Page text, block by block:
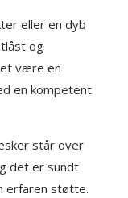
eller en dyb
og
være en
en kompetent
står over
det er sundt
erfaren støtte.